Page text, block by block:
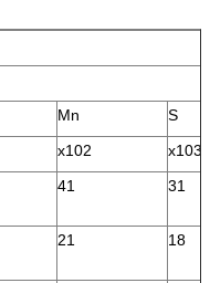
Mn
S
x102
x103
41 31
21 18